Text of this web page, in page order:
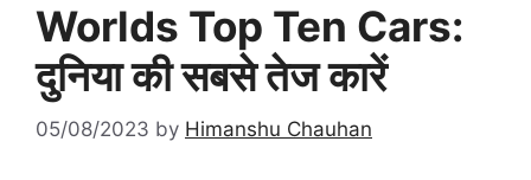
Worlds Top Ten Cars:
दुनिया की सबसे तेज कारें
05/08/2023 by Himanshu Chauhan